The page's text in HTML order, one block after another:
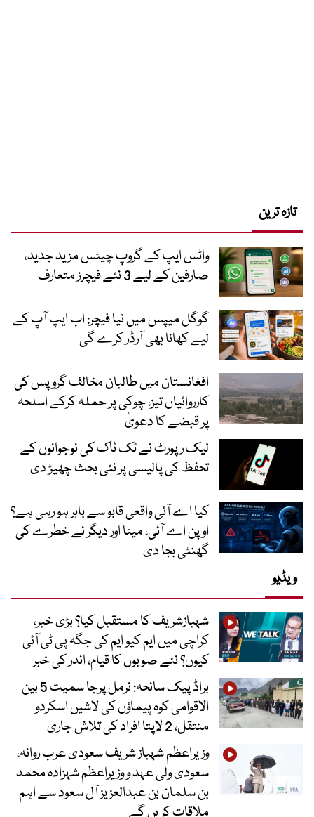
تازہ ترین
واٹس ایپ کے گروپ چیٹس مزید جدید،
صارفین کے لیے 3 نئے فیچرز متعارف
گوگل میپس میں نیا فیچر: اب ایپ آپ کے
لیے کھانا بھی آرڈر کرے گی
افغانستان میں طالبان مخالف گروپس کی
کارروائیاں تیز، چوکی پر حملہ کرکے اسلحہ
پر قبضے کا دعویٰ
لیک رپورٹ نے ٹک ٹاک کی نوجوانوں کے
تحفظ کی پالیسی پر نئی بحث چھیڑ دی
کیا اے آئی واقعی قابو سے باہر ہو رہی ہے؟
اوپن اے آئی، میٹا اور دیگر نے خطرے کی
گھنٹی بجا دی
ویڈیو
شہبازشریف کا مستقبل کیا؟ بڑی خبر،
کراچی میں ایم کیو ایم کی جگہ پی ٹی آئی
کیوں؟ نئے صوبوں کا قیام، اندر کی خبر
براڈ پیک سانحہ: نرمل پرجا سمیت 5 بین
الاقوامی کوہ پیماؤں کی لاشیں اسکردو
منتقل، 2 لاپتا افراد کی تلاش جاری
وزیراعظم شہباز شریف سعودی عرب روانہ،
سعودی ولی عہد و وزیراعظم شہزادہ محمد
بن سلمان بن عبدالعزیز آل سعود سے اہم